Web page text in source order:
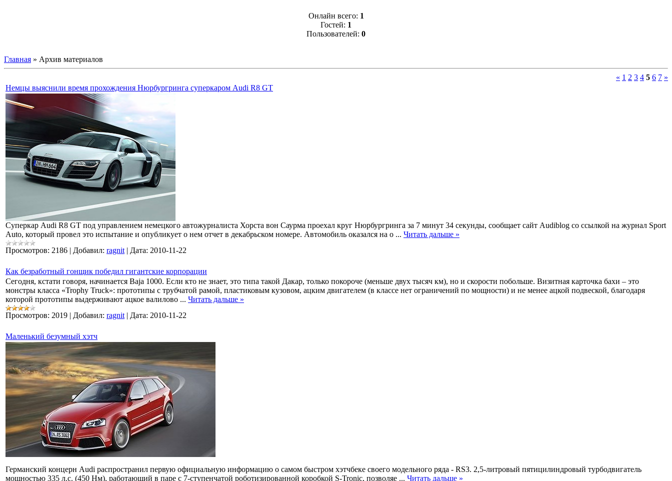
Онлайн всего: 1
Гостей: 1
Пользователей: 0
Главная » Архив материалов
« 1 2 3 4 5 6 7 »
Немцы выяснили время прохождения Нюрбургринга суперкаром Audi R8 GT
Суперкар Audi R8 GT под управлением немецкого автожурналиста Хорста вон Саурма проехал круг Нюрбургринга за 7 минут 34 секунды, сообщает сайт Audiblog со ссылкой на журнал Sport
Auto, который провел это испытание и опубликует о нем отчет в декабрьском номере. Автомобиль оказался на о ... Читать дальше »
Просмотров: 2186 | Добавил: ragnit | Дата: 2010-11-22
Как безработный гонщик победил гигантские корпорации
Сегодня, кстати говоря, начинается Baja 1000. Если кто не знает, это типа такой Дакар, только покороче (меньше двух тысяч км), но и скорости побольше. Визитная карточка бахи – это
монстры класса «Trophy Truck»: прототипы с трубчатой рамой, пластиковым кузовом, ацким двигателем (в классе нет ограничений по мощности) и не менее ацкой подвеской, благодаря
которой прототипы выдерживают ацкое валилово ... Читать дальше »
Просмотров: 2019 | Добавил: ragnit | Дата: 2010-11-22
Маленький безумный хэтч
Германский концерн Audi распространил первую официальную информацию о самом быстром хэтчбеке своего модельного ряда - RS3. 2,5-литровый пятицилиндровый турбодвигатель
мощностью 335 л.с. (450 Нм), работающий в паре с 7-ступенчатой роботизированной коробкой S-Tronic, позволяе ... Читать дальше »